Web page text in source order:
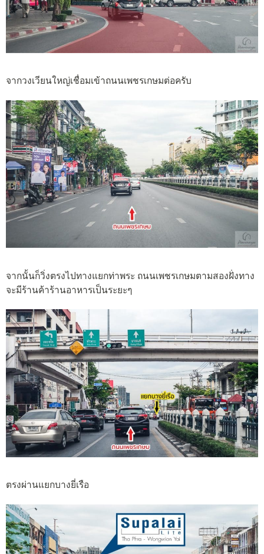
จากวงเวียนใหญ่เชื่อมเข้าถนนเพชรเกษมต่อครับ
จากนั้นก็วิ่งตรงไปทางแยกท่าพระ ถนนเพชรเกษมตามสองฝั่งทาง
จะมีร้านค้าร้านอาหารเป็นระยะๆ
ตรงผ่านแยกบางยี่เรือ